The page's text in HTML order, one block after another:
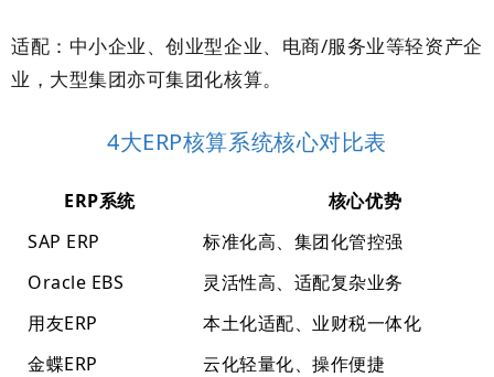
适配：中小企业、创业型企业、电商/服务业等轻资产企
业，大型集团亦可集团化核算。
4大ERP核算系统核心对比表
ERP系统
核心优势
SAP ERP
标准化高、集团化管控强
Oracle EBS
灵活性高、适配复杂业务
用友ERP
本土化适配、业财税一体化
金蝶ERP
云化轻量化、操作便捷